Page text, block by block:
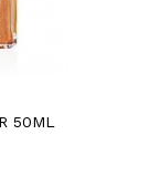
50ML